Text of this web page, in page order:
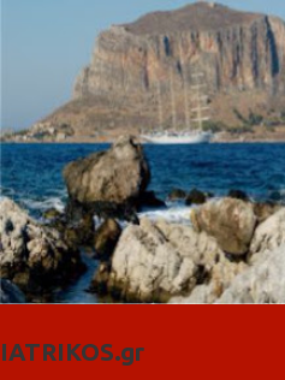
IATRIKOS.gr